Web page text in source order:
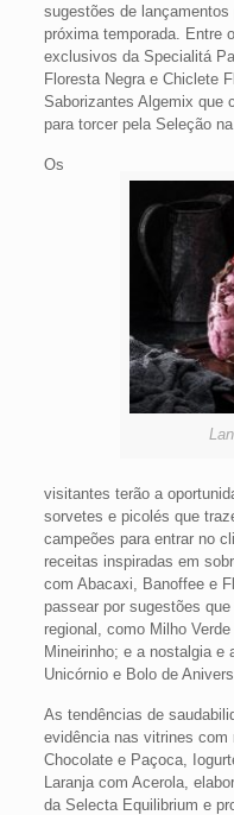
sugestões de
próxima temporada. Entre
exclusivos da Specialitá
Floresta Negra e Chiclete
Saborizantes Algemix que
para torcer pela Seleção na
Os
visitantes terão a
sorvetes e picolés que
campeões para entrar no
receitas inspiradas em
com Abacaxi, Banoffee e
passear por sugestões
regional, como Milho
Mineirinho; e a nostalgia
Unicórnio e Bolo de
As tendências de
evidência nas vitrines
Chocolate e Paçoca,
Laranja com Acerola,
da Selecta Equilibrium e